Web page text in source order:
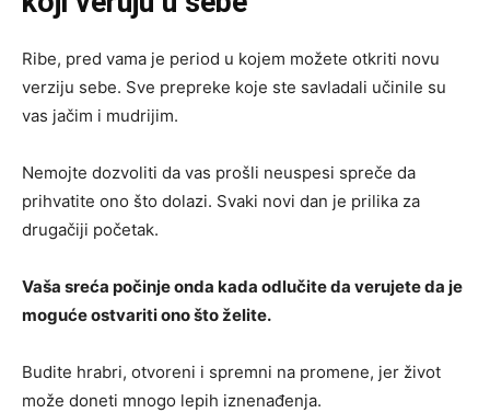
Ribe, pred vama je period u kojem možete otkriti novu
verziju sebe. Sve prepreke koje ste savladali učinile su
vas jačim i mudrijim.
Nemojte dozvoliti da vas prošli neuspesi spreče da
prihvatite ono što dolazi. Svaki novi dan je prilika za
drugačiji početak.
Vaša sreća počinje onda kada odlučite da verujete da je
moguće ostvariti ono što želite.
Budite hrabri, otvoreni i spremni na promene, jer život
može doneti mnogo lepih iznenađenja.